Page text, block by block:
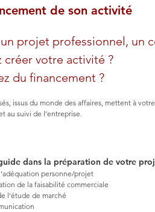
de son activité
projet professionnel, un
créer votre activité ?
du financement ?
issus du monde des affaires, mettent à
au suivi de l’entreprise.
dans la préparation de votre
personne/projet
de la faisabilité commerciale
l'étude de marché